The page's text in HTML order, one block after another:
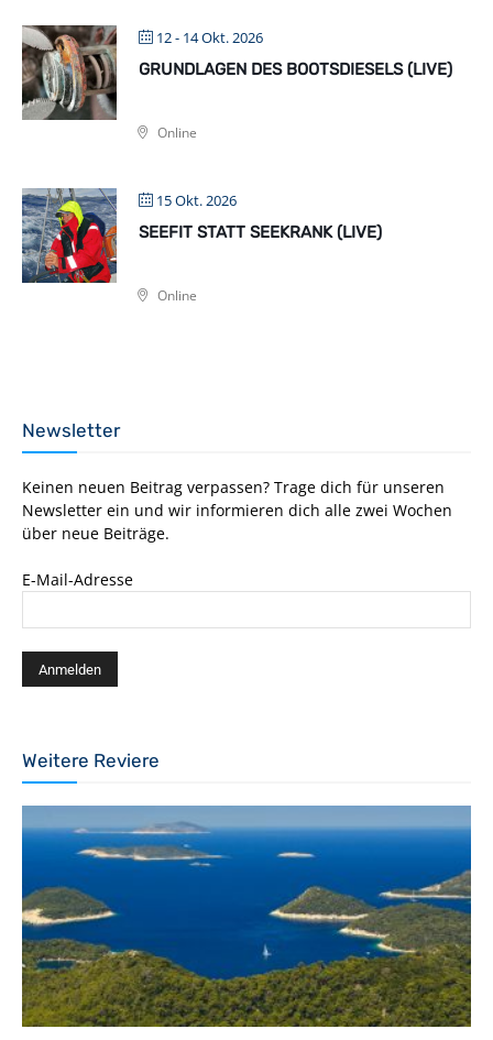
12 - 14 Okt. 2026
GRUNDLAGEN DES BOOTSDIESELS (LIVE)
Online
15 Okt. 2026
SEEFIT STATT SEEKRANK (LIVE)
Online
Newsletter
Keinen neuen Beitrag verpassen? Trage dich für unseren
Newsletter ein und wir informieren dich alle zwei Wochen
über neue Beiträge.
E-Mail-Adresse
Weitere Reviere